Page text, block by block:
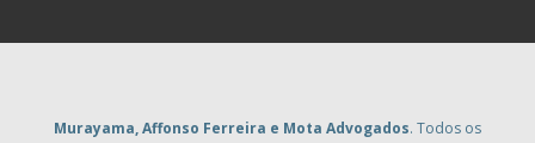
Murayama, Affonso Ferreira e Mota Advogados. Todos os